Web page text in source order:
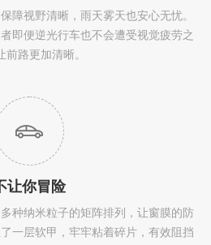
障视野清晰，雨天雾天也安心无忧。
即便逆光行车也不会遭受视觉疲劳之
前路更加清晰。
让你冒险
种纳米粒子的矩阵排列，让窗膜的防
一层软甲，牢牢粘着碎片，有效阻挡